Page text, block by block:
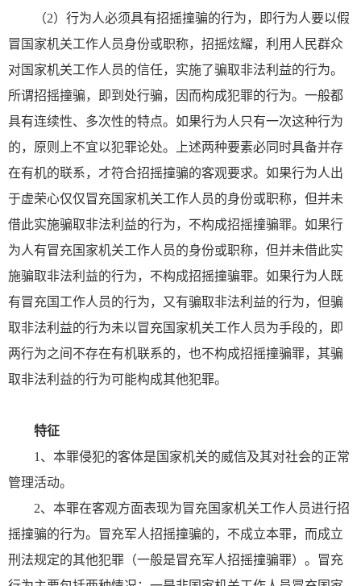
（2）行为人必须具有招摇撞骗的行为，即行为人要以假
冒国家机关工作人员身份或职称，招摇炫耀，利用人民群众
对国家机关工作人员的信任，实施了骗取非法利益的行为。
所谓招摇撞骗，即到处行骗，因而构成犯罪的行为。一般都
具有连续性、多次性的特点。如果行为人只有一次这种行为
的，原则上不宜以犯罪论处。上述两种要素必同时具备并存
在有机的联系，才符合招摇撞骗的客观要求。如果行为人出
于虚荣心仅仅冒充国家机关工作人员的身份或职称，但并未
借此实施骗取非法利益的行为，不构成招摇撞骗罪。如果行
为人有冒充国家机关工作人员的身份或职称，但并未借此实
施骗取非法利益的行为，不构成招摇撞骗罪。如果行为人既
有冒充国工作人员的行为，又有骗取非法利益的行为，但骗
取非法利益的行为未以冒充国家机关工作人员为手段的，即
两行为之间不存在有机联系的，也不构成招摇撞骗罪，其骗
取非法利益的行为可能构成其他犯罪。
特征
1、本罪侵犯的客体是国家机关的威信及其对社会的正常
管理活动。
2、本罪在客观方面表现为冒充国家机关工作人员进行招
摇撞骗的行为。冒充军人招摇撞骗的，不成立本罪，而成立
刑法规定的其他犯罪（一般是冒充军人招摇撞骗罪）。冒充